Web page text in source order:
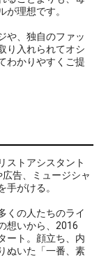
理想です。
や、独自のファッ
り入れられてオシ
わかりやすくご提
ストアシスタント
告、ミュージシャ
がける。
くの人たちのライ
想いから、2016
ート。顔立ち、内
ぬいた「一番、素